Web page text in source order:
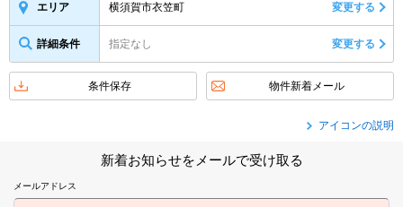
エリア 横須賀市衣笠町 変更する
詳細条件 指定なし 変更する
条件保存 物件新着メール
アイコンの説明
新着お知らせをメールで受け取る
メールアドレス